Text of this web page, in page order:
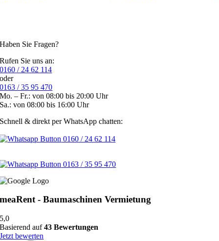
Haben Sie Fragen?
Rufen Sie uns an:
0160 / 24 62 114
oder
0163 / 35 95 470
Mo. – Fr.: von 08:00 bis 20:00 Uhr
Sa.: von 08:00 bis 16:00 Uhr
Schnell & direkt per WhatsApp chatten:
0160 / 24 62 114
0163 / 35 95 470
meaRent - Baumaschinen Vermietung
5,0
Basierend auf43 Bewertungen
Jetzt bewerten